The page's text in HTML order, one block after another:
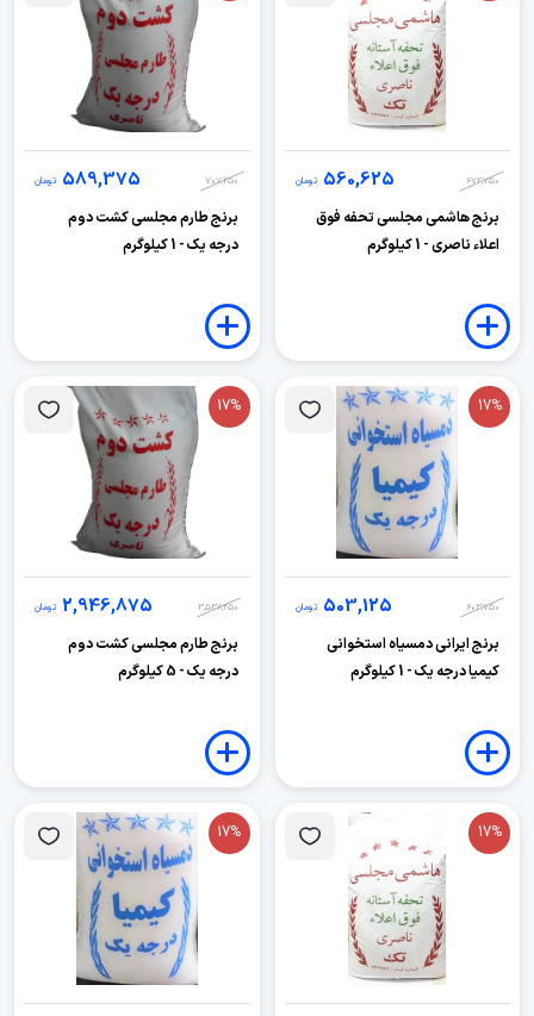
672,750
560,625 تومان
برنج هاشمی مجلسی تحفه فوق
اعلاء ناصری - 1 کیلوگرم
707,250
589,375 تومان
برنج طارم مجلسی کشت دوم
درجه یک - 1 کیلوگرم
17%
603,750
503,125 تومان
برنج ایرانی دمسیاه استخوانی
کیمیا درجه یک - 1 کیلوگرم
17%
3,536,250
2,946,875 تومان
برنج طارم مجلسی کشت دوم
درجه یک - 5 کیلوگرم
17%
17%